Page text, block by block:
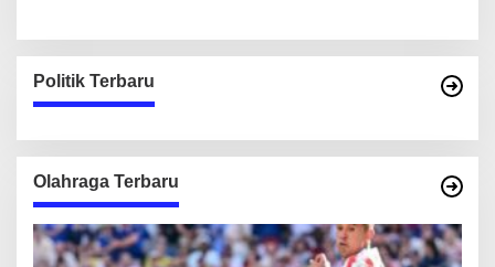
Politik Terbaru
Olahraga Terbaru